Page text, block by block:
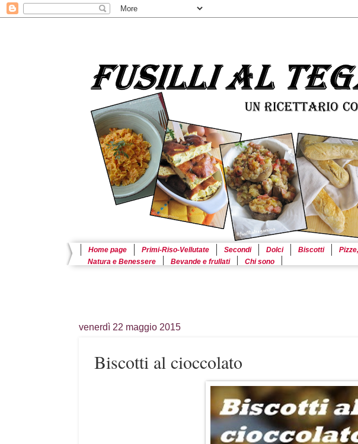
Home page Primi-Riso-Vellutate Secondi Dolci Biscotti
Natura e Benessere
Bevande e frullati Chi sono
venerdì 22 maggio 2015
Biscotti al cioccolato